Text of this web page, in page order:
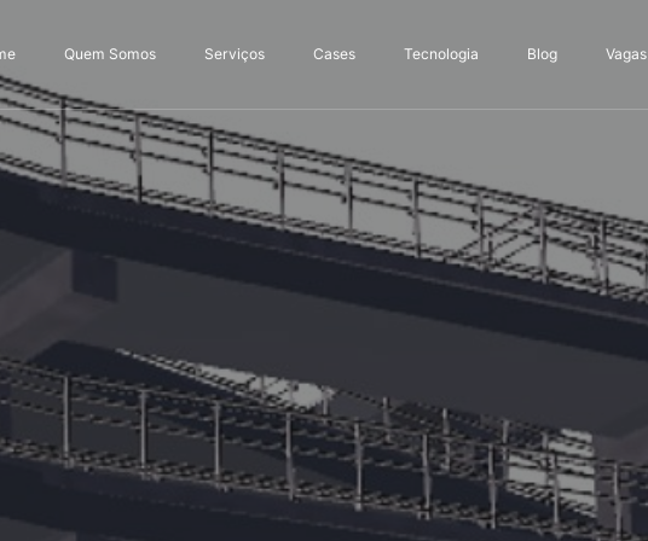
Quem Somos Serviços Cases Tecnologia Blog Vagas